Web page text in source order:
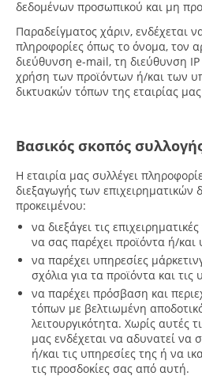
δεδομένων προσωπικού και μη
Παραδείγματος χάριν, ενδέχεται
πληροφορίες όπως το όνομα, τον
διεύθυνση e-mail, τη διεύθυνση
χρήση των προϊόντων ή/και των
δικτυακών τόπων της εταιρίας
Βασικός σκοπός
Η εταιρία μας συλλέγει
διεξαγωγής των επιχειρηματικών
προκειμένου:
να διεξάγει τις
να σας παρέχει προϊόντα ή/και
να παρέχει υπηρεσίες
σχόλια για τα προϊόντα και τις
να παρέχει πρόσβαση και
τόπων με βελτιωμένη
λειτουργικότητα. Χωρίς αυτές
μας ενδέχεται να αδυνατεί να
ή/και τις υπηρεσίες της ή να
τις προσδοκίες σας από αυτή.